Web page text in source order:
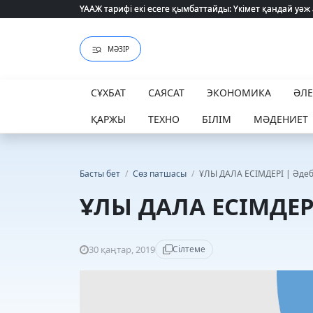
ҮААЖ тарифі екі есеге қымбаттайды: Үкімет қандай
ҮААЖ тарифі екі есеге қымбаттайды: Үкімет қандай
МӘЗІР
СҰХБАТ САЯСАТ ЭКОНОМИКА
ҚАРЖЫ
ТЕХНО БІЛІМ МӘДЕНИЕТ
Басты бет / Сөз патшасы / ҰЛЫ ДАЛА ЕСІМДЕРІ |
ҰЛЫ ДАЛА
30 қаңтар, 2019 Сілтеме